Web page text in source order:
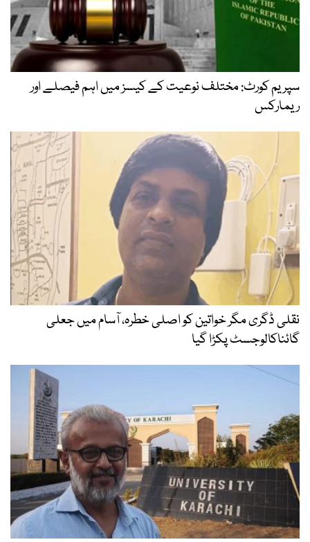
سپریم کورٹ: مختلف نوعیت کے کیسز میں اہم فیصلے اور
ریمارکس
نقلی ڈگری مگر خواتین کو اصلی خطرہ، آسام میں جعلی
گائناکالوجسٹ پکڑا گیا